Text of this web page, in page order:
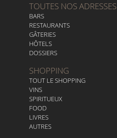
TOUTES NOS ADRESSES
BARS
RESTAURANTS
GÂTERIES
HÔTELS
DOSSIERS
SHOPPING
TOUT LE SHOPPING
VINS
SPIRITUEUX
FOOD
LIVRES
AUTRES